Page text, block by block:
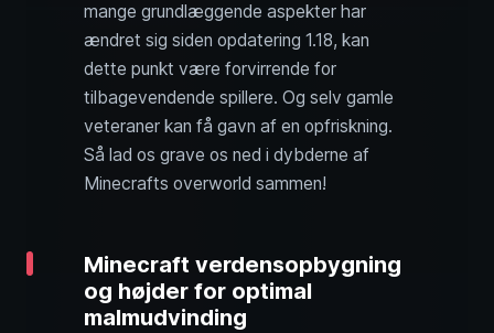
mange grundlæggende aspekter har
ændret sig siden opdatering 1.18, kan
dette punkt være forvirrende for
tilbagevendende spillere. Og selv gamle
veteraner kan få gavn af en opfriskning.
Så lad os grave os ned i dybderne af
Minecrafts overworld sammen!
Minecraft verdensopbygning
og højder for optimal
malmudvinding